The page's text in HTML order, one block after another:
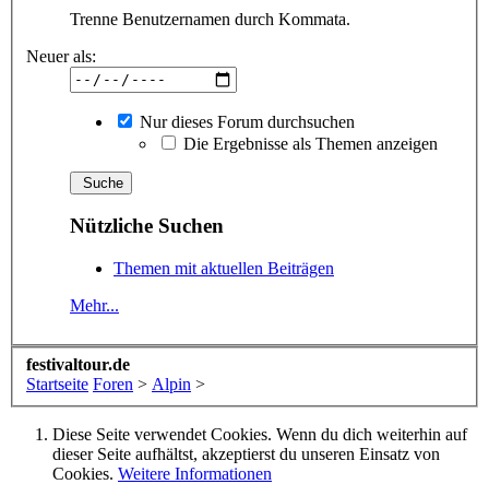
Trenne Benutzernamen durch Kommata.
Neuer als:
Nur dieses Forum durchsuchen
Die Ergebnisse als Themen anzeigen
Nützliche Suchen
Themen mit aktuellen Beiträgen
Mehr...
festivaltour.de
Startseite Foren > Alpin >
Diese Seite verwendet Cookies. Wenn du dich weiterhin auf
dieser Seite aufhältst, akzeptierst du unseren Einsatz von
Cookies. Weitere Informationen